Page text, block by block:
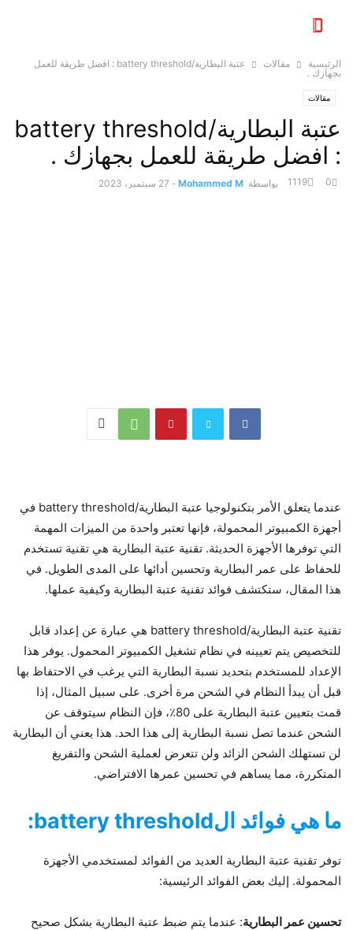
الرئيسية مقالات
عتبة البطارية/battery threshold : افضل طريقة للعمل
بجهازك .
مقالات
عتبة البطارية/battery threshold
: افضل طريقة للعمل بجهازك .
بواسطة Mohammed M
- 27 سبتمبر، 2023 0
1119
عندما يتعلق الأمر بتكنولوجيا عتبة البطارية/battery threshold في
أجهزة الكمبيوتر المحمولة، فإنها تعتبر واحدة من الميزات المهمة
التي توفرها الأجهزة الحديثة. تقنية عتبة البطارية هي تقنية تستخدم
للحفاظ على عمر البطارية وتحسين أدائها على المدى الطويل. في
هذا المقال، ستكتشف فوائد تقنية عتبة البطارية وكيفية عملها.
تقنية عتبة البطارية/battery threshold هي عبارة عن إعداد قابل
للتخصيص يتم تعيينه في نظام تشغيل الكمبيوتر المحمول. يوفر هذا
الإعداد للمستخدم بتحديد نسبة البطارية التي يرغب في الاحتفاظ بها
قبل أن يبدأ النظام في الشحن مرة أخرى. على سبيل المثال، إذا
قمت بتعيين عتبة البطارية على 80٪، فإن النظام سيتوقف عن
الشحن عندما تصل نسبة البطارية إلى هذا الحد. هذا يعني أن البطارية
لن تستهلك الشحن الزائد ولن تتعرض لعملية الشحن والتفريغ
المتكررة، مما يساهم في تحسين عمرها الافتراضي.
ما هي فوائد الbattery threshold:
توفر تقنية عتبة البطارية العديد من الفوائد لمستخدمي الأجهزة
المحمولة. إليك بعض الفوائد الرئيسية:
تحسين عمر البطارية: عندما يتم ضبط عتبة البطارية بشكل صحيح